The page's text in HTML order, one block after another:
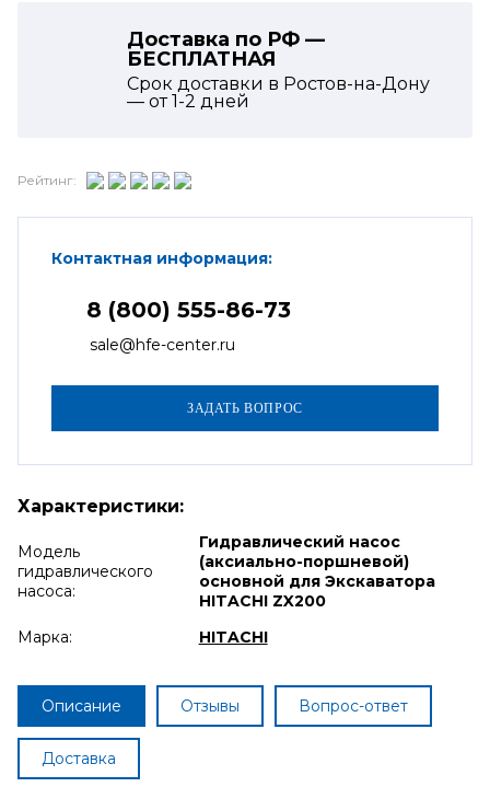
Доставка по РФ —
БЕСПЛАТНАЯ
Срок доставки в Ростов-на-Дону
— от1-2 дней
Рейтинг:
Контактная информация:
8 (800) 555-86-73
sale@hfe-center.ru
Характеристики:
Модель
гидравлического
насоса:
Гидравлический насос
(аксиально-поршневой)
основной для Экскаватора
HITACHI ZX200
Марка:
HITACHI
Описание Отзывы Вопрос-ответ
Доставка